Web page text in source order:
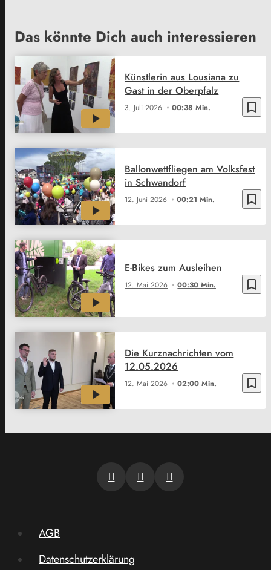
Das könnte Dich auch interessieren
bookmark_border
3. Juli 2026 00:38 Min.
Künstlerin aus Lousiana zu
Gast in der Oberpfalz
bookmark_border
12. Juni 2026 00:21 Min.
Ballonwettfliegen am Volksfest
in Schwandorf
bookmark_border
12. Mai 2026 00:30 Min.
E-Bikes zum Ausleihen
bookmark_border
12. Mai 2026 02:00 Min.
Die Kurznachrichten vom
12.05.2026
AGB
Datenschutzerklärung